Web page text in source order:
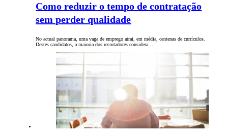
Como reduzir o tempo de contratação
sem perder qualidade
No actual panorama, uma vaga de emprego atrai, em média, centenas de currículos.
Destes candidatos, a maioria dos recrutadores considera…